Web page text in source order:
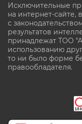
Исключительные
на интернет-сайте,
с
результатов
принадлежат ТОО
использованию
то ни было форме
правообладателя.